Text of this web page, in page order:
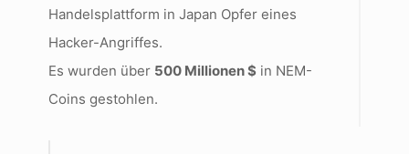
Handelsplattform in Japan Opfer eines
Hacker-Angriffes.
Es wurden über 500 Millionen $ in NEM-
Coins gestohlen.